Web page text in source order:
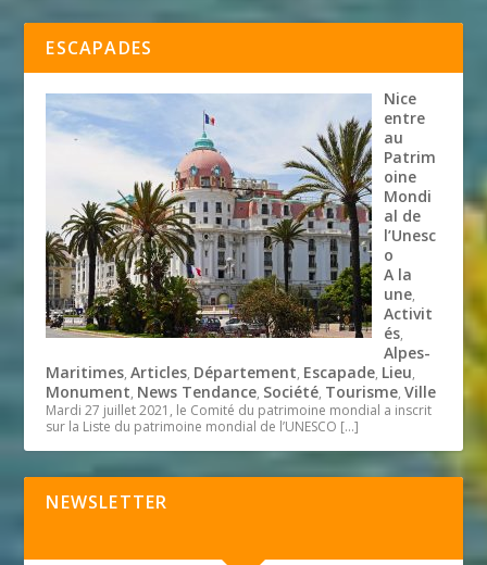
ESCAPADES
Nice
entre
au
Patrim
oine
Mondi
al de
l’Unesc
o
A la
une,
Activit
és,
Alpes-
Maritimes,Articles, Département, Escapade, Lieu,
Monument, News Tendance, Société, Tourisme,Ville
Mardi 27 juillet 2021, le Comité du patrimoine mondial a inscrit
sur la Liste du patrimoine mondial de l’UNESCO […]
NEWSLETTER